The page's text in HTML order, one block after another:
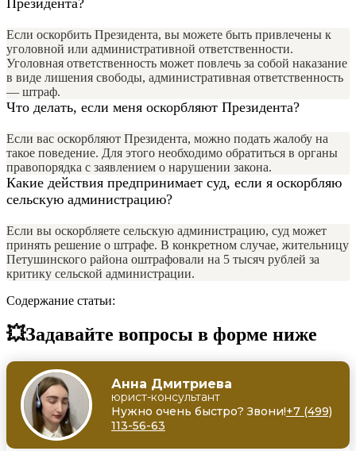
Президента?
Если оскорбить Президента, вы можете быть привлечены к
уголовной или административной ответственности.
Уголовная ответственность может повлечь за собой наказание
в виде лишения свободы, административная ответственность
— штраф.
Что делать, если меня оскорбляют Президента?
Если вас оскорбляют Президента, можно подать жалобу на
такое поведение. Для этого необходимо обратиться в органы
правопорядка с заявлением о нарушении закона.
Какие действия предпринимает суд, если я оскорбляю
сельскую администрацию?
Если вы оскорбляете сельскую администрацию, суд может
принять решение о штрафе. В конкретном случае, жительницу
Петушинского района оштрафовали на 5 тысяч рублей за
критику сельской администрации.
Содержание статьи:
💥Задавайте вопросы в форме ниже